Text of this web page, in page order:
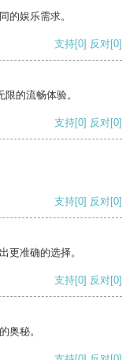
的娱乐需求。
支持[0] 反对[0]
的流畅体验。
支持[0] 反对[0]
支持[0] 反对[0]
更准确的选择。
支持[0] 反对[0]
奥秘。